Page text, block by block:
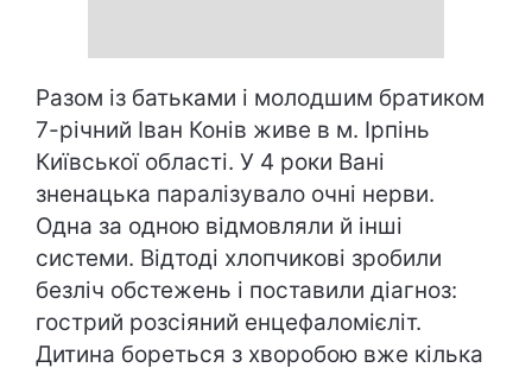
Разом із батьками і молодшим братиком
7-річний Іван Конів живе в м. Ірпінь
Київської області. У 4 роки Вані
зненацька паралізувало очні нерви.
Одна за одною відмовляли й інші
системи. Відтоді хлопчикові зробили
безліч обстежень і поставили діагноз:
гострий розсіяний енцефаломієліт.
Дитина бореться з хворобою вже кілька